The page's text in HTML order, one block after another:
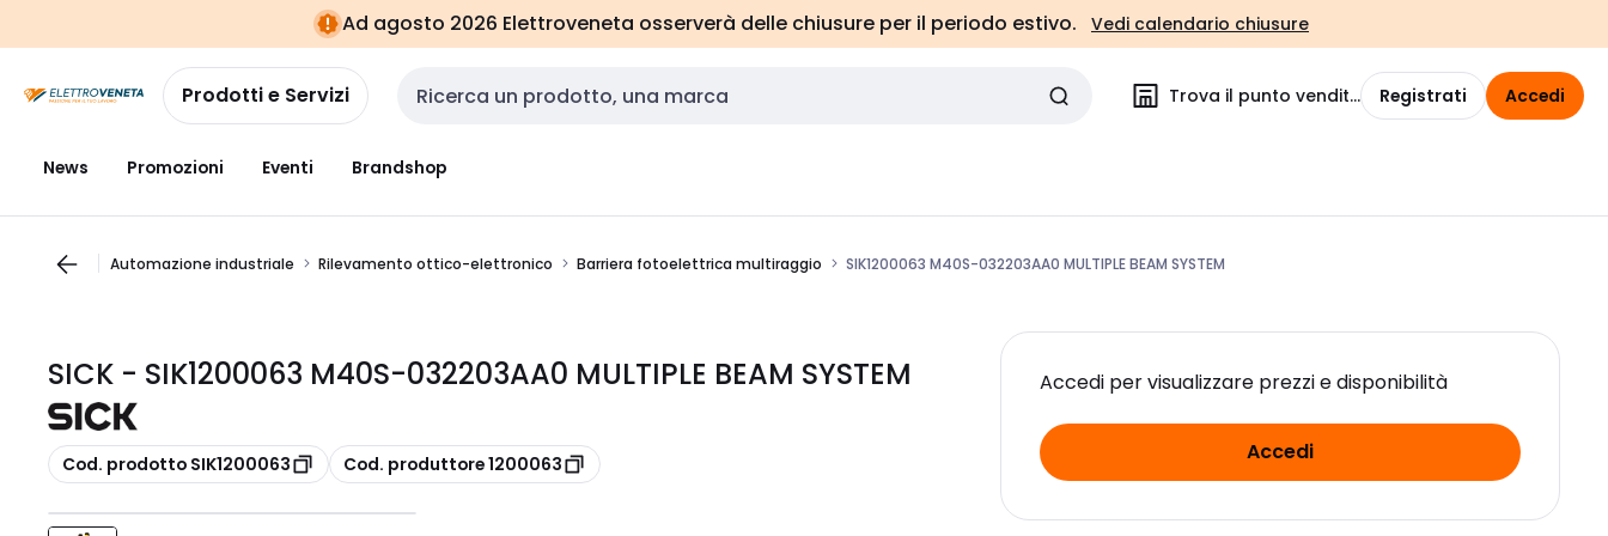
navigazionealla
pagina
Ad agosto 2026 Elettroveneta osserverà delle chiusure per il periodo estivo. Vedi calendario chiusure
Prodotti e Servizi Cerca input Trova il punto vendita Registrati Accedi
News Promozioni Eventi Brandshop
Automazione industriale Rilevamento ottico-elettronico Barriera fotoelettrica multiraggio SIK1200063 M40S-032203AA0 MULTIPLE BEAM SYSTEM
SICK - SIK1200063 M40S-032203AA0 MULTIPLE BEAM SYSTEM
copia
Cod. prodotto SIK1200063 copia
Cod. produttore 1200063
Accedi per visualizzare prezzi e disponibilità
Accedi